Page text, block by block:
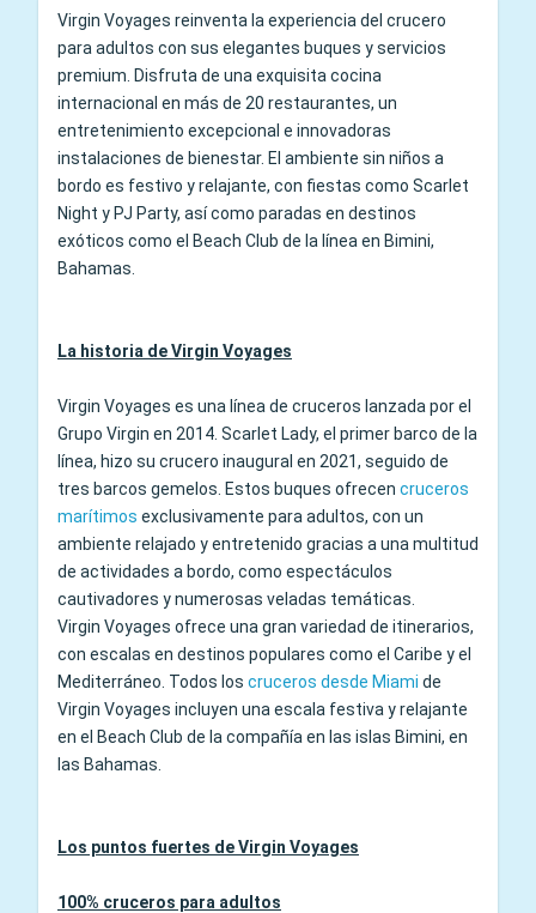
Virgin Voyages reinventa la experiencia del crucero
para adultos con sus elegantes buques y servicios
premium. Disfruta de una exquisita cocina
internacional en más de 20 restaurantes, un
entretenimiento excepcional e innovadoras
instalaciones de bienestar. El ambiente sin niños a
bordo es festivo y relajante, con fiestas como Scarlet
Night y PJ Party, así como paradas en destinos
exóticos como el Beach Club de la línea en Bimini,
Bahamas.
La historia de Virgin Voyages
Virgin Voyages es una línea de cruceros lanzada por el
Grupo Virgin en 2014. Scarlet Lady, el primer barco de la
línea, hizo su crucero inaugural en 2021, seguido de
tres barcos gemelos. Estos buques ofrecen cruceros
marítimos exclusivamente para adultos, con un
ambiente relajado y entretenido gracias a una multitud
de actividades a bordo, como espectáculos
cautivadores y numerosas veladas temáticas.
Virgin Voyages ofrece una gran variedad de itinerarios,
con escalas en destinos populares como el Caribe y el
Mediterráneo. Todos los cruceros desde Miami de
Virgin Voyages incluyen una escala festiva y relajante
en el Beach Club de la compañía en las islas Bimini, en
las Bahamas.
Los puntos fuertes de Virgin Voyages
100% cruceros para adultos